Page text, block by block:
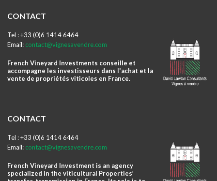
CONTACT
Tel : +33 (0)6 1414 6464
Email: contact@vignesavendre.com
French Vineyard Investments conseille et
accompagne les investisseurs dans l'achat et la
vente de propriétés viticoles en France.
CONTACT
Tel : +33 (0)6 1414 6464
Email: contact@vignesavendre.com
French Vineyard Investment is an agency
specialized in the viticultural Properties’